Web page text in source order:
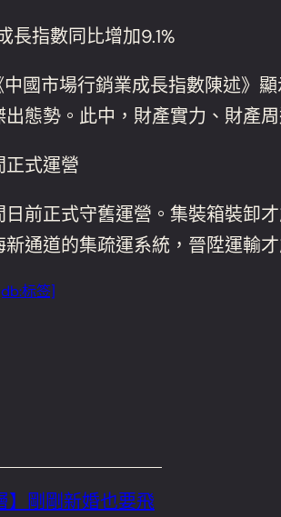
長指數同比增加9.1%
市場行銷業成長指數陳述》顯
態勢。此中，財產實力、財產
式運營
正式守舊運營。集裝箱裝卸才
通道的集疏運系統，晉陞運輸
标签]
】剛剛新婚也要飛